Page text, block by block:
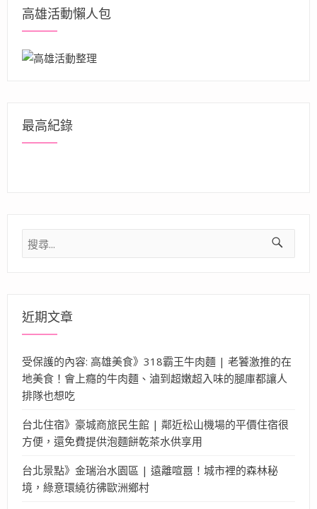
高雄活動懶人包
最高紀錄
搜
尋
近期文章
受保護的內容: 高雄美食》318霸王牛肉麵 | 老饕激推的在
地美食！會上癮的牛肉麵、滷到超嫩超入味的腿庫都讓人
排隊也想吃
台北住宿》豪城商旅民生館 | 鄰近松山機場的平價住宿很
方便，還免費提供泡麵餅乾茶水供享用
台北景點》金瑞治水園區 | 遠離喧囂！城市裡的森林秘
境，綠意環繞彷彿歐洲鄉村